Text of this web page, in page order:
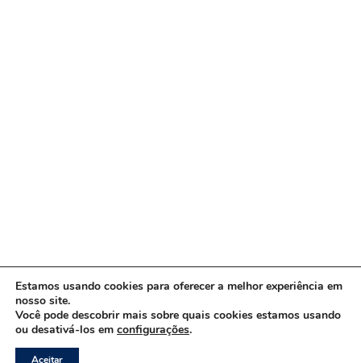
Copyright © 2026 www.ACORDA DF
Estamos usando cookies para oferecer a melhor experiência em
nosso site.
Você pode descobrir mais sobre quais cookies estamos usando
ou desativá-los em configurações.
Aceitar